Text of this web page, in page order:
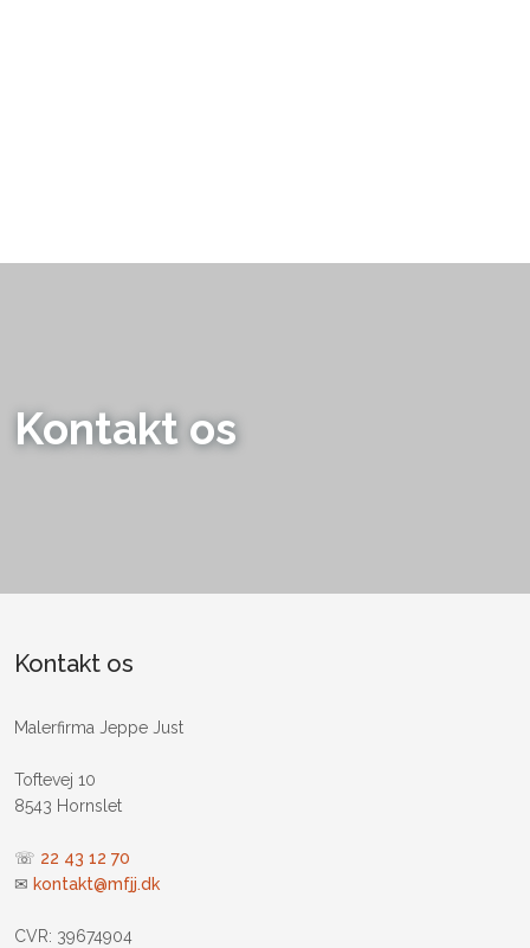
Kontakt os​
Kontakt os
​Malerfirma Jeppe Just
Toftevej 10
8543 Hornslet
☏ 22 43 12 70
✉ kontakt@mfjj.dk
CVR: 39674904